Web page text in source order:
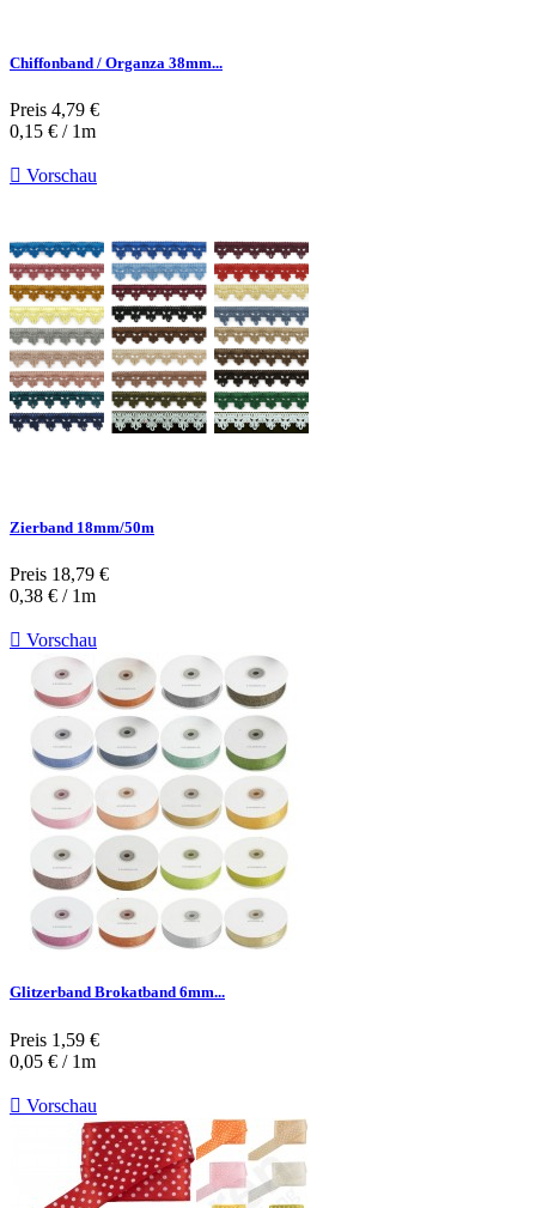
Chiffonband / Organza 38mm...
Preis 4,79 €
0,15 € / 1m
 Vorschau
Zierband 18mm/50m
Preis 18,79 €
0,38 € / 1m
 Vorschau
Glitzerband Brokatband 6mm...
Preis 1,59 €
0,05 € / 1m
 Vorschau